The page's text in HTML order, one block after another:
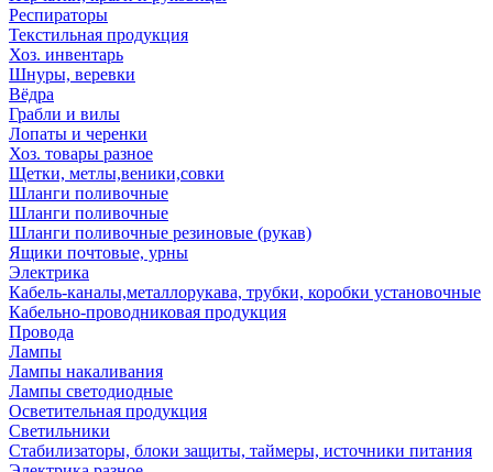
Респираторы
Текстильная продукция
Хоз. инвентарь
Шнуры, веревки
Вёдра
Грабли и вилы
Лопаты и черенки
Хоз. товары разное
Щетки, метлы,веники,совки
Шланги поливочные
Шланги поливочные
Шланги поливочные резиновые (рукав)
Ящики почтовые, урны
Электрика
Кабель-каналы,металлорукава, трубки, коробки установочные
Кабельно-проводниковая продукция
Провода
Лампы
Лампы накаливания
Лампы светодиодные
Осветительная продукция
Светильники
Стабилизаторы, блоки защиты, таймеры, источники питания